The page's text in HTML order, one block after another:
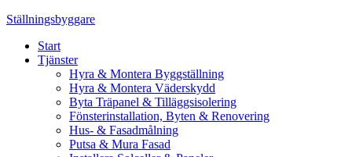
Skip
content
Ställningsbyggare
Start
Tjänster
Hyra & Montera Byggställning
Hyra & Montera Väderskydd
Byta Träpanel & Tilläggsisolering
Fönsterinstallation, Byten & Renovering
Hus- & Fasadmålning
Putsa & Mura Fasad